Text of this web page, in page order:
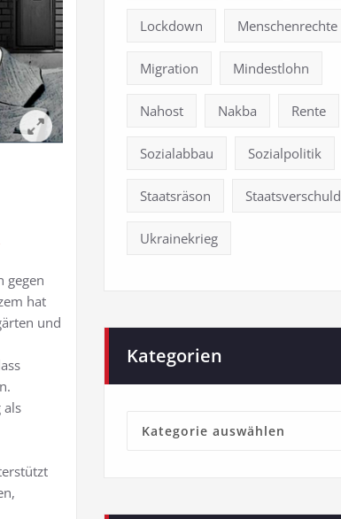
gegen
hat
und
als
Lockdown Menschenrechte
Migration Mindestlohn
Nahost Nakba Rente
Sozialabbau Sozialpolitik
Staatsräson
Ukrainekrieg
Kategorien
Kategorien